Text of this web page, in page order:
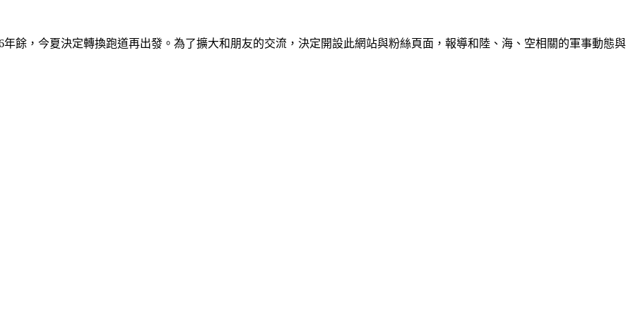
餘，今夏決定轉換跑道再出發。為了擴大和朋友的交流，決定開設此網站與粉絲頁面，報導和陸、海、空相關的軍事動態與